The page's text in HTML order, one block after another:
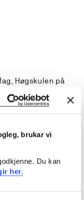
brukar vi
Du kan
her.
Høgskulen på